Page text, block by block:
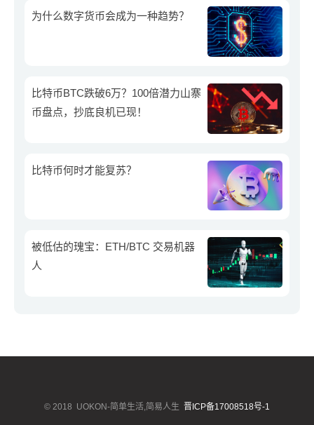
为什么数字货币会成为一种趋势？
比特币BTC跌破6万？100倍潜力山寨
币盘点，抄底良机已现！
比特币何时才能复苏？
被低估的瑰宝：ETH/BTC 交易机器
人
© 2018 UOKON-简单生活,简易人生 晋ICP备17008518号-1